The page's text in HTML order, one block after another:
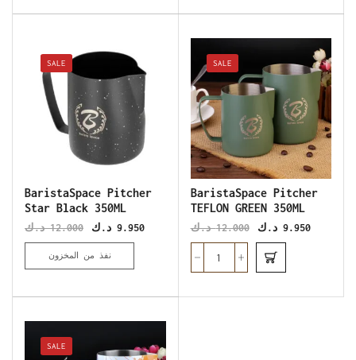
SALE
BaristaSpace Pitcher
Star Black 350ML
12.000 د.ك 9.950 د.ك
نفذ من المخزون
SALE
BaristaSpace Pitcher
TEFLON GREEN 350ML
12.000 د.ك 9.950 د.ك
SALE